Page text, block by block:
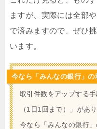
ますが、実際には全部
で済みますので、ぜひ
います。
今なら「みんなの銀行」の
取引件数をアップする
（1日1回まで）」があり
今なら「みんなの銀行